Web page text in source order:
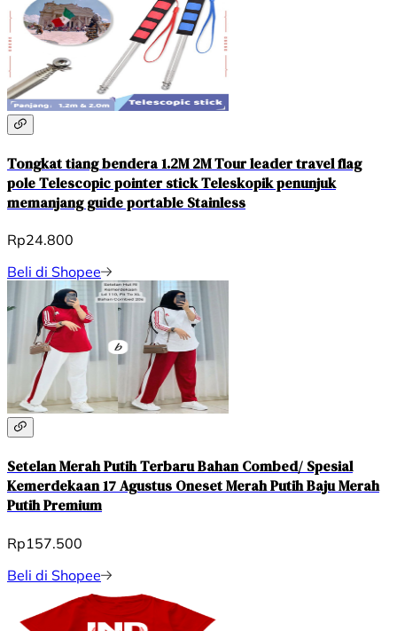
Tongkat tiang bendera 1.2M 2M Tour leader travel flag
pole Telescopic pointer stick Teleskopik penunjuk
memanjang guide portable Stainless
Rp24.800
Beli di Shopee
Setelan Merah Putih Terbaru Bahan Combed/ Spesial
Kemerdekaan 17 Agustus Oneset Merah Putih Baju Merah
Putih Premium
Rp157.500
Beli di Shopee